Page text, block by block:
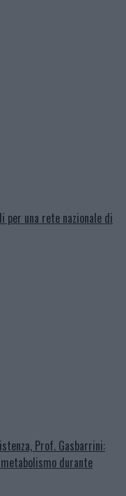
per una rete nazionale di
Prof. Gasbarrini:
durante